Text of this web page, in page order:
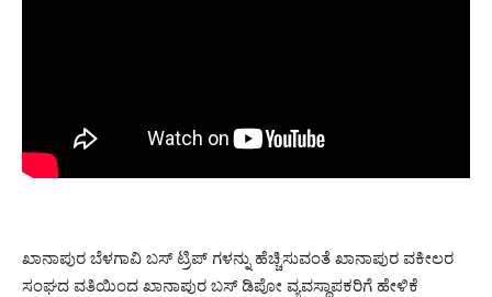
ಖಾನಾಪುರ ಬೆಳಗಾವಿ ಬಸ್ ಟ್ರಿಪ್ ಗಳನ್ನು ಹೆಚ್ಚಿಸುವಂತೆ ಖಾನಾಪುರ ವಕೀಲರ
ಸಂಘದ ವತಿಯಿಂದ ಖಾನಾಪುರ ಬಸ್ ಡಿಪೋ ವ್ಯವಸ್ಥಾಪಕರಿಗೆ ಹೇಳಿಕೆ